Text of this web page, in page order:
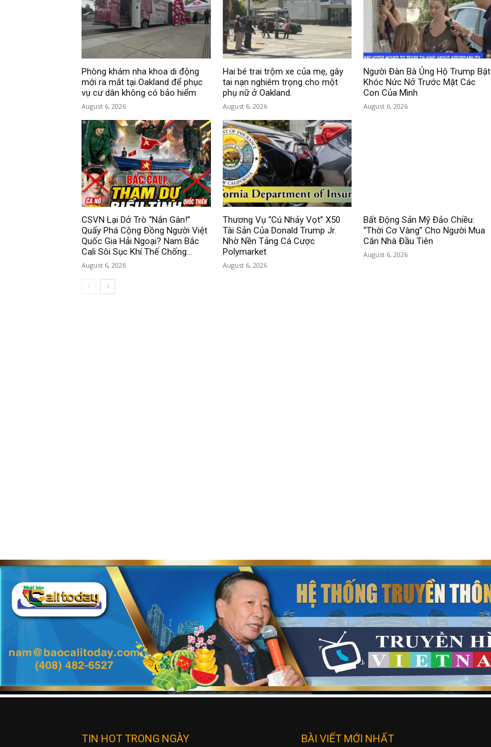
Phòng khám nha khoa di động
mới ra mắt tại Oakland để phục
vụ cư dân không có bảo hiểm
August 6, 2026
Hai bé trai trộm xe của mẹ, gây
tai nạn nghiêm trọng cho một
phụ nữ ở Oakland.
August 6, 2026
Người Đàn Bà Ủng Hộ Trump Bật
Khóc Nức Nở Trước Mặt Các
Con Của Mình
August 6, 2026
CSVN Lại Dở Trò “Nắn Gân!”
Quấy Phá Cộng Đồng Người Việt
Quốc Gia Hải Ngoại? Nam Bắc
Cali Sôi Sục Khí Thế Chống...
August 6, 2026
Thương Vụ “Cú Nhảy Vọt” X50
Tài Sản Của Donald Trump Jr.
Nhờ Nền Tảng Cá Cược
Polymarket
August 6, 2026
Bất Động Sản Mỹ Đảo Chiều:
“Thời Cơ Vàng” Cho Người Mua
Căn Nhà Đầu Tiên
August 6, 2026
TIN HOT TRONG NGÀY BÀI VIẾT MỚI NHẤT